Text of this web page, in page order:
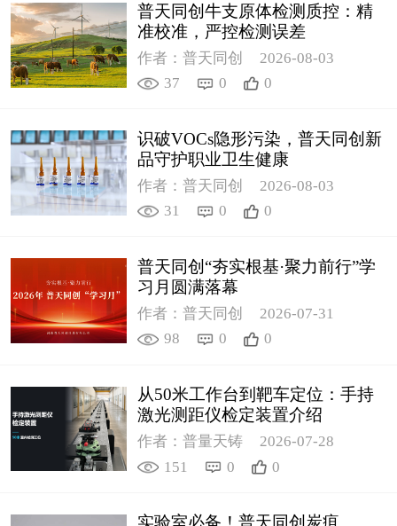
普天同创牛支原体检测质控：精
准校准，严控检测误差
作者：普天同创
2026-08-03
37
0 0
识破VOCs隐形污染，普天同创新
品守护职业卫生健康
作者：普天同创
2026-08-03
31
0 0
普天同创“夯实根基·聚力前行”学
习月圆满落幕
作者：普天同创
2026-07-31
98
0 0
从50米工作台到靶车定位：手持
激光测距仪检定装置介绍
作者：普量天铸
2026-07-28
151
0 0